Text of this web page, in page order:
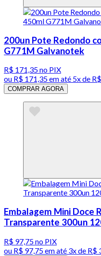
200un Pote Redondo
G771M Galvanotek
R$ 171,35no PIX
ou R$ 171,35em até 5x de
COMPRAR AGORA
Embalagem Mini Doce
Transparente 300un
R$ 97,75no PIX
ou R$ 97,75em até 3x de R$